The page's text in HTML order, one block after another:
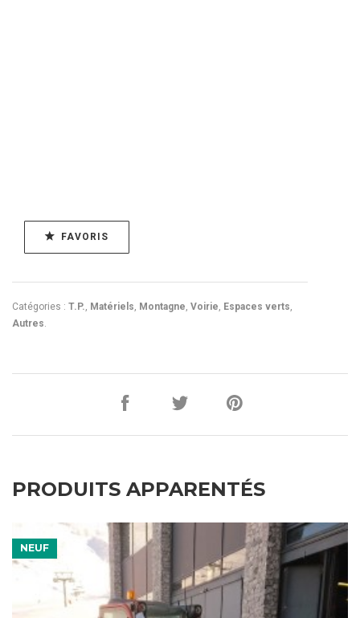
FAVORIS
Catégories : T.P., Matériels, Montagne, Voirie, Espaces verts,
Autres.
PRODUITS APPARENTÉS
NOUV.
NEUF